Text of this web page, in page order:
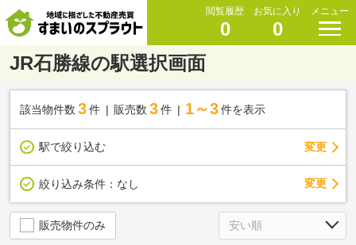
閲覧履歴
0
お気に入り
0
メニュー
JR石勝線の駅選択画面
該当物件数 3件 販売数 3 件 1～3 件を表示
駅で絞り込む 変更
絞り込み条件： なし 変更
販売物件のみ